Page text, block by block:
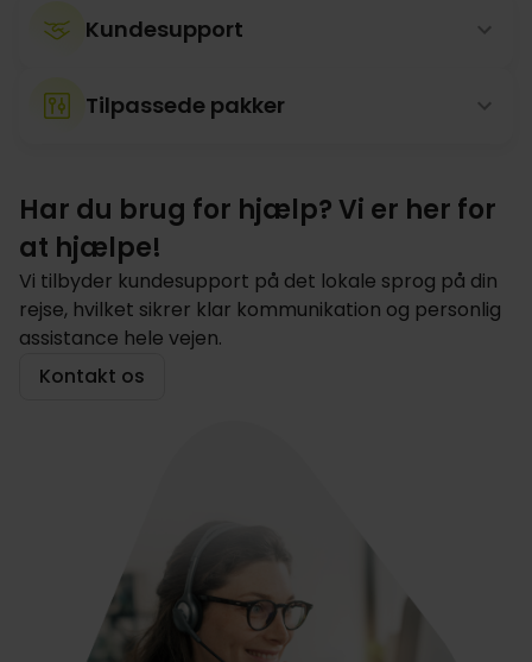
Kundesupport
Tilpassede pakker
Har du brug for hjælp? Vi er her for
at hjælpe!
Vi tilbyder kundesupport på det lokale sprog på din
rejse, hvilket sikrer klar kommunikation og personlig
assistance hele vejen.
Kontakt os